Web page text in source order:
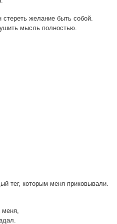
желание быть собой.
мысль полностью.
тег, которым меня приковывали.